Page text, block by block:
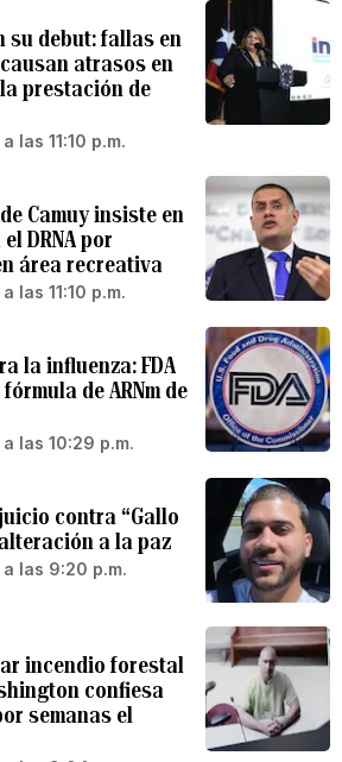
su debut: fallas en
atrasos en
prestación de
las 11:10 p.m.
Camuy insiste en
DRNA por
área recreativa
las 11:10 p.m.
la influenza: FDA
de ARNm de
las 10:29 p.m.
contra “Gallo
a la paz
las 9:20 p.m.
incendio forestal
confiesa
semanas el